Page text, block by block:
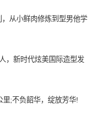
从小鲜肉修炼到型男他学
，新时代炫美国际造型发
;不负韶华，绽放芳华!